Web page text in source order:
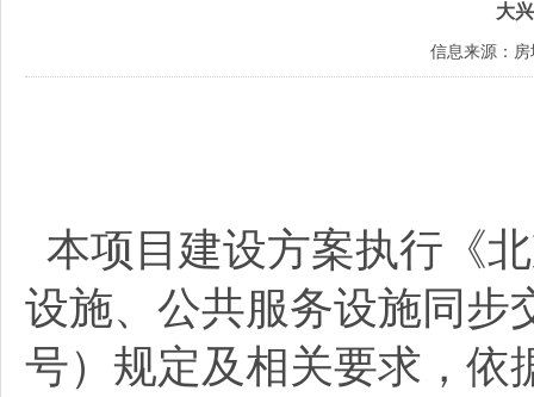
大
信息来源：
本项目建设方案执行《
设施、公共服务设施同步
号）规定及相关要求，依